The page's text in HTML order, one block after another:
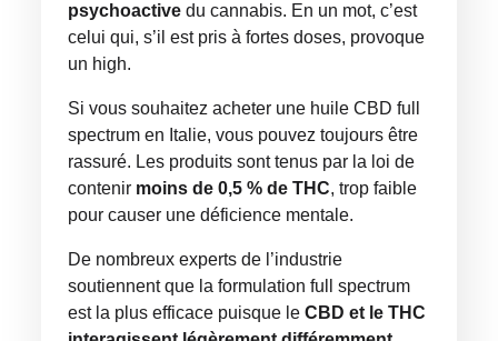
psychoactive du cannabis. En un mot, c’est
celui qui, s’il est pris à fortes doses, provoque
un high.
Si vous souhaitez acheter une huile CBD full
spectrum en Italie, vous pouvez toujours être
rassuré. Les produits sont tenus par la loi de
contenir moins de 0,5 % de THC, trop faible
pour causer une déficience mentale.
De nombreux experts de l’industrie
soutiennent que la formulation full spectrum
est la plus efficace puisque leCBD et le THC